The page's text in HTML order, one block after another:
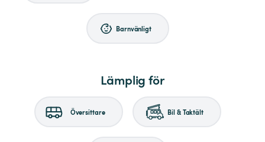
Barnvänligt
Lämplig för
Översittare Bil & Taktält